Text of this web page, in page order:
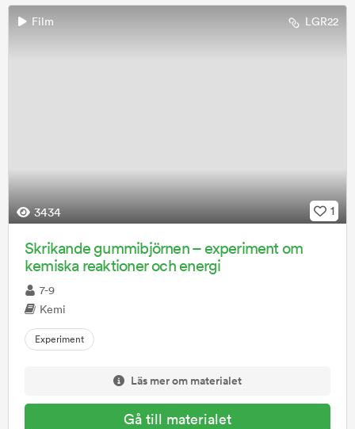
Film LGR22
3434 1
Skrikande gummibjörnen – experiment om
kemiska reaktioner och energi
7-9
Kemi
Experiment
Läs mer om materialet
Gå till materialet